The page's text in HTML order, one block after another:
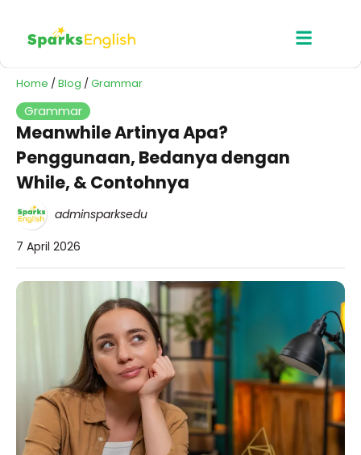
Home /Blog /Grammar
Grammar
Meanwhile Artinya Apa?
Penggunaan, Bedanya dengan
While, & Contohnya
adminsparksedu
7 April 2026